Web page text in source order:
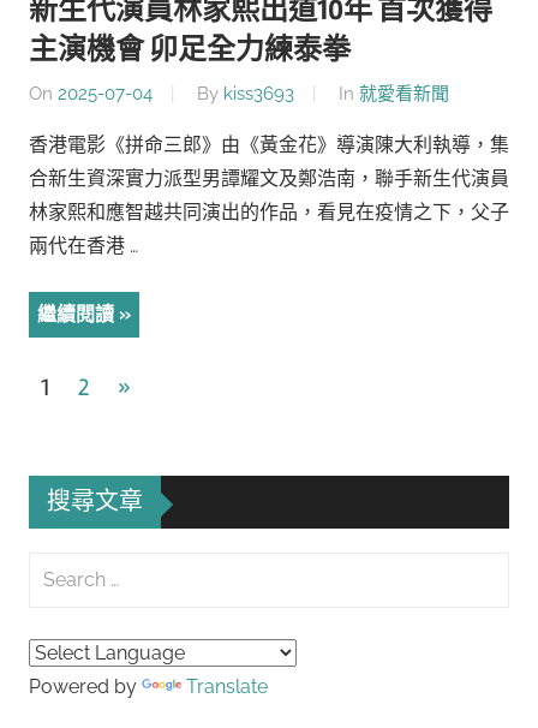
新生代演員林家熙出道10年 首次獲得
主演機會 卯足全力練泰拳
On 2025-07-04 By kiss3693 In 就愛看新聞
香港電影《拼命三郎》由《黃金花》導演陳大利執導，集
合新生資深實力派型男譚耀文及鄭浩南，聯手新生代演員
林家熙和應智越共同演出的作品，看見在疫情之下，父子
兩代在香港 …
繼續閱讀
文
導
覽
1 2
Next
»
搜尋文章
Search
Powered by Translate